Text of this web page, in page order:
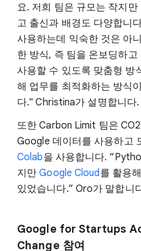
요. 저희 팀은 규모는 작지
고 출신과 배경도 다양합니
사용하는데 익숙한 것은 아
한 방식, 즉 팀을 온보딩하
사용할 수 있도록 맞춤형 방
해 업무를 최적화하는 방식
다." Christina가 설명합니다.
또한 Carbon Limit 팀은
Google 데이터를 사용하고
Colab을 사용합니다.
지만Google Cloud 를 활용
있었습니다.” Oro가 말합니
Google for Startups
Change 참여